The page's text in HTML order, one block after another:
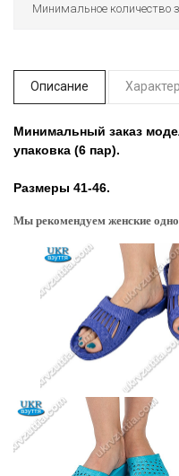
Минимальное количество
Описание
Минимальный заказ
упаковка (6 пар).
Размеры 41-46.
Мы рекомендуем женские